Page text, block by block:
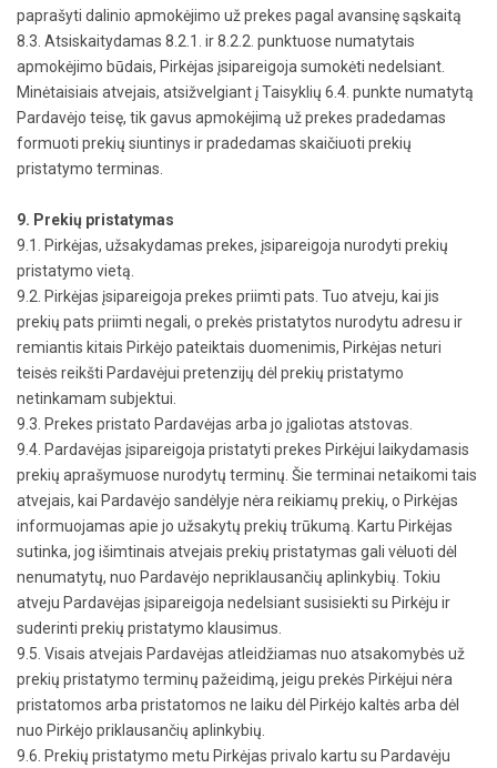
paprašyti dalinio apmokėjimo už prekes pagal avansinę sąskaitą
8.3. Atsiskaitydamas 8.2.1. ir 8.2.2. punktuose numatytais
apmokėjimo būdais, Pirkėjas įsipareigoja sumokėti nedelsiant.
Minėtaisiais atvejais, atsižvelgiant į Taisyklių 6.4. punkte numatytą
Pardavėjo teisę, tik gavus apmokėjimą už prekes pradedamas
formuoti prekių siuntinys ir pradedamas skaičiuoti prekių
pristatymo terminas.
9. Prekių pristatymas
9.1. Pirkėjas, užsakydamas prekes, įsipareigoja nurodyti prekių
pristatymo vietą.
9.2. Pirkėjas įsipareigoja prekes priimti pats. Tuo atveju, kai jis
prekių pats priimti negali, o prekės pristatytos nurodytu adresu ir
remiantis kitais Pirkėjo pateiktais duomenimis, Pirkėjas neturi
teisės reikšti Pardavėjui pretenzijų dėl prekių pristatymo
netinkamam subjektui.
9.3. Prekes pristato Pardavėjas arba jo įgaliotas atstovas.
9.4. Pardavėjas įsipareigoja pristatyti prekes Pirkėjui laikydamasis
prekių aprašymuose nurodytų terminų. Šie terminai netaikomi tais
atvejais, kai Pardavėjo sandėlyje nėra reikiamų prekių, o Pirkėjas
informuojamas apie jo užsakytų prekių trūkumą. Kartu Pirkėjas
sutinka, jog išimtinais atvejais prekių pristatymas gali vėluoti dėl
nenumatytų, nuo Pardavėjo nepriklausančių aplinkybių. Tokiu
atveju Pardavėjas įsipareigoja nedelsiant susisiekti su Pirkėju ir
suderinti prekių pristatymo klausimus.
9.5. Visais atvejais Pardavėjas atleidžiamas nuo atsakomybės už
prekių pristatymo terminų pažeidimą, jeigu prekės Pirkėjui nėra
pristatomos arba pristatomos ne laiku dėl Pirkėjo kaltės arba dėl
nuo Pirkėjo priklausančių aplinkybių.
9.6. Prekių pristatymo metu Pirkėjas privalo kartu su Pardavėju